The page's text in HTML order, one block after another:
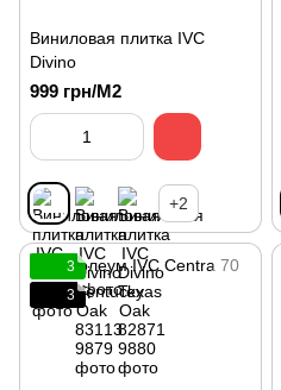
Виниловая плитка IVC
Divino
999 грн/М2
+2
3
3